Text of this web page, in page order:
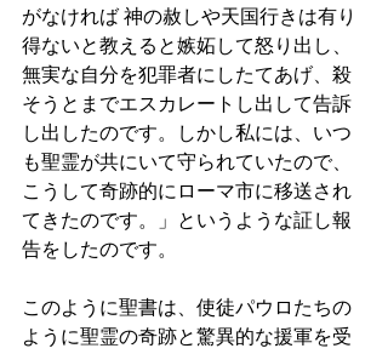
がなければ 神の赦しや天国行きは有り
得ないと教えると嫉妬して怒り出し、
無実な自分を犯罪者にしたてあげ、殺
そうとまでエスカレートし出して告訴
し出したのです。しかし私には、いつ
も聖霊が共にいて守られていたので、
こうして奇跡的にローマ市に移送され
てきたのです。」というような証し報
告をしたのです。
このように聖書は、使徒パウロたちの
ように聖霊の奇跡と驚異的な援軍を受